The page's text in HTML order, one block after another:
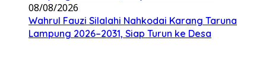
08/08/2026
Wahrul Fauzi Silalahi Nahkodai Karang Taruna
Lampung 2026–2031, Siap Turun ke Desa